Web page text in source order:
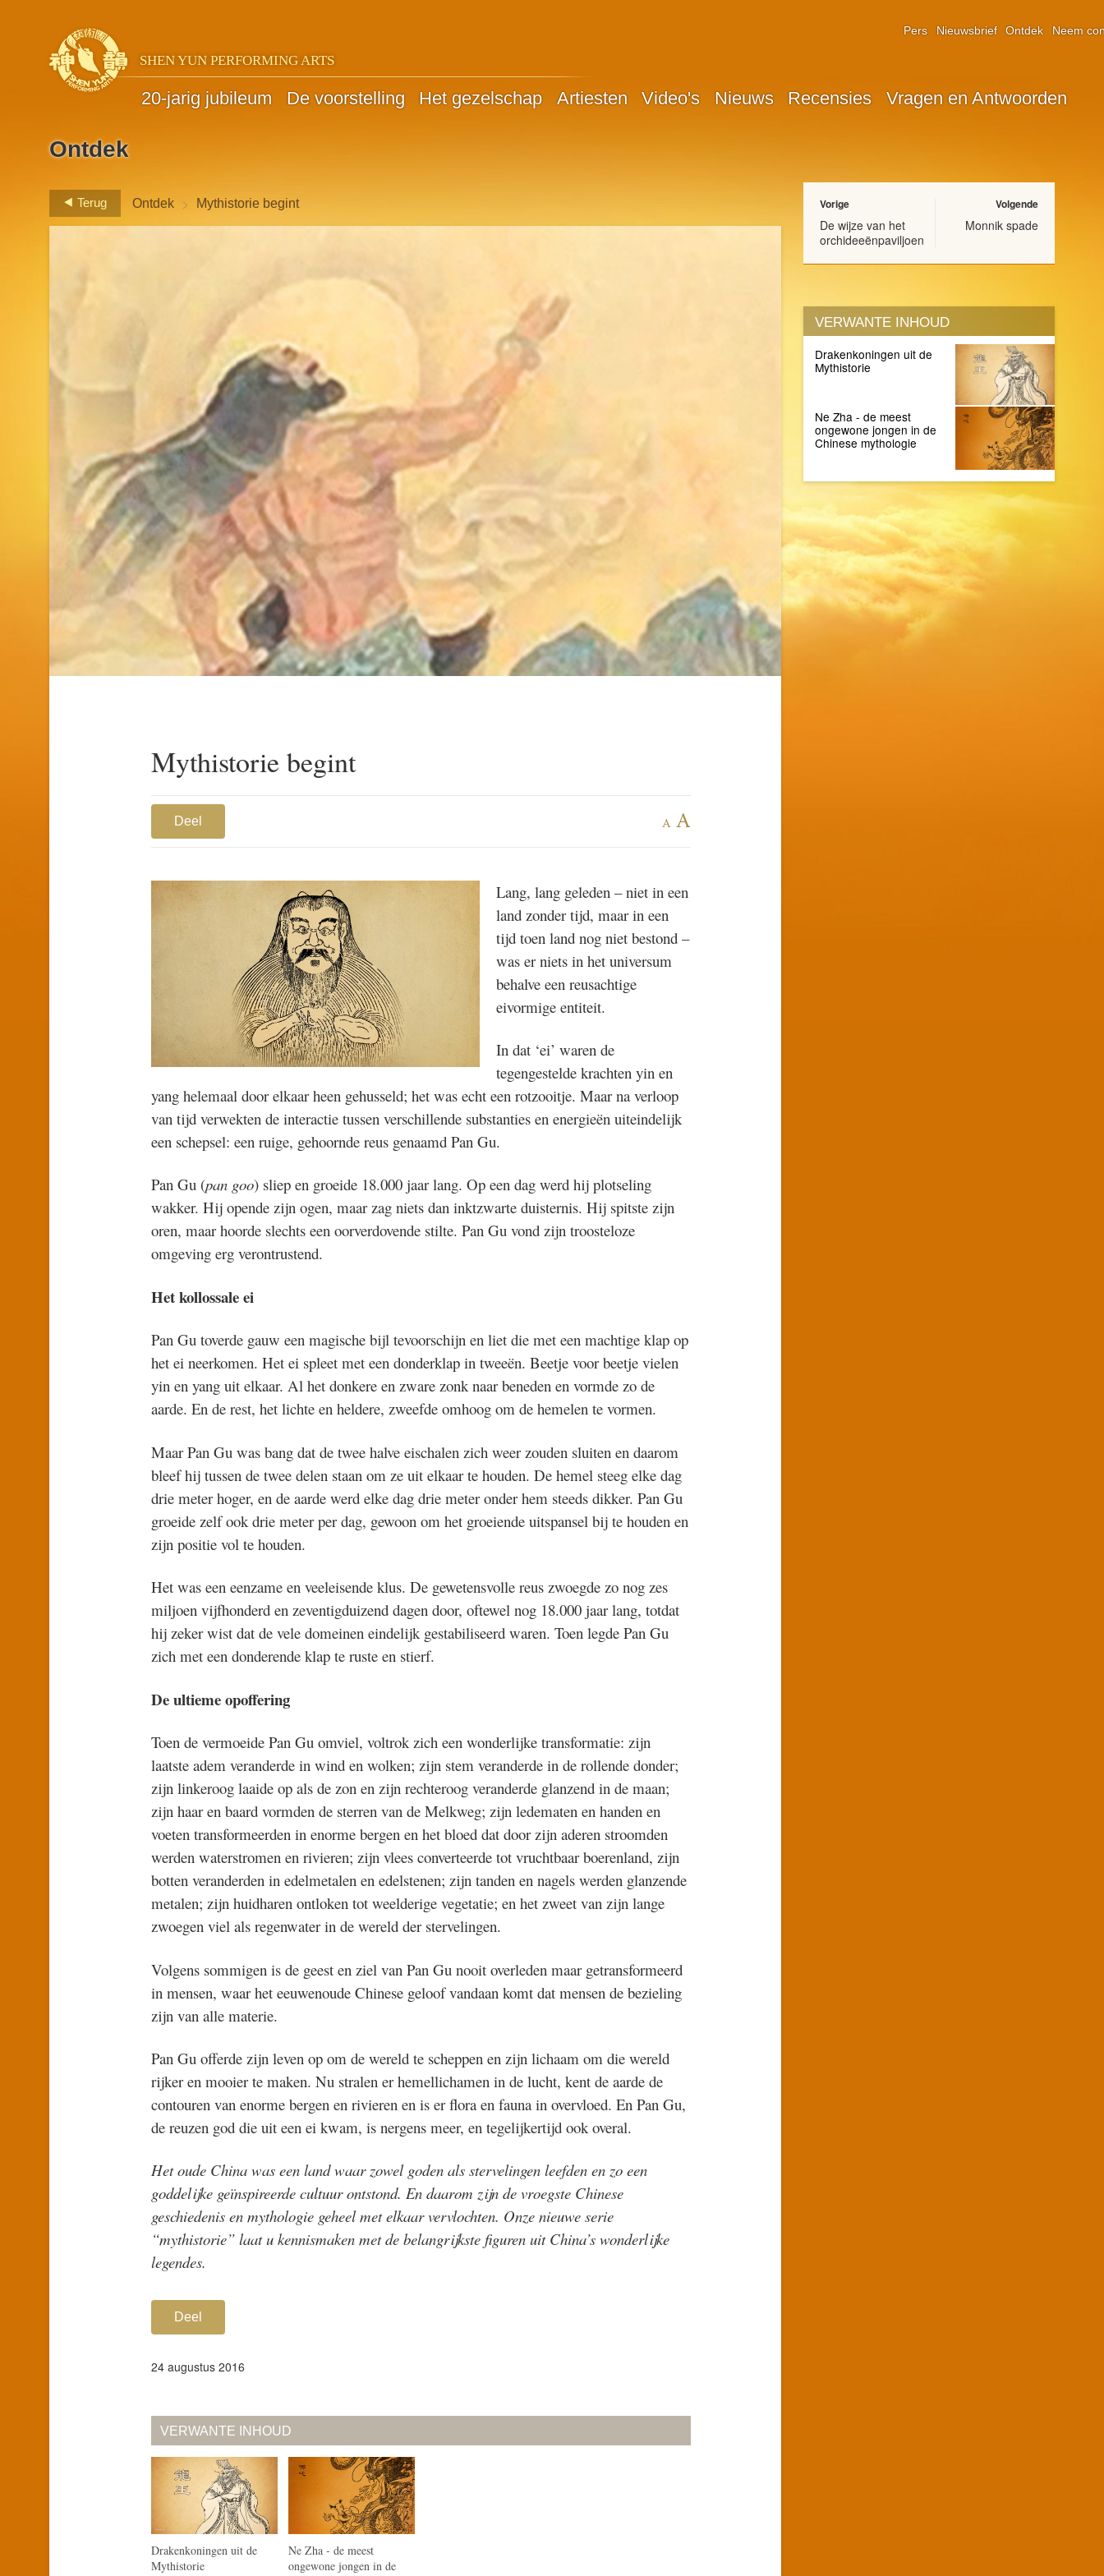
SHEN YUN PERFORMING ARTS
20-jarig jubileum De voorstelling Het gezelschap Artiesten Video's Nieuws Recensies Vragen en Antwoorden
Pers Nieuwsbrief Ontdek Neem
Ontdek
Terug Ontdek > Mythistorie begint
Mythistorie begint
Deel A A
Lang, lang geleden – niet in een
land zonder tijd, maar in een
tijd toen land nog niet bestond –
was er niets in het universum
behalve een reusachtige
eivormige entiteit.
In dat ‘ei’ waren de
tegengestelde krachten yin en
yang helemaal door elkaar heen gehusseld; het was echt een rotzooitje. Maar na verloop
van tijd verwekten de interactie tussen verschillende substanties en energieën uiteindelijk
een schepsel: een ruige, gehoornde reus genaamd Pan Gu.
Pan Gu (pan goo) sliep en groeide 18.000 jaar lang. Op een dag werd hij plotseling
wakker. Hij opende zijn ogen, maar zag niets dan inktzwarte duisternis. Hij spitste zijn
oren, maar hoorde slechts een oorverdovende stilte. Pan Gu vond zijn troosteloze
omgeving erg verontrustend.
Het kollossale ei
Pan Gu toverde gauw een magische bijl tevoorschijn en liet die met een machtige klap op
het ei neerkomen. Het ei spleet met een donderklap in tweeën. Beetje voor beetje vielen
yin en yang uit elkaar. Al het donkere en zware zonk naar beneden en vormde zo de
aarde. En de rest, het lichte en heldere, zweefde omhoog om de hemelen te vormen.
Maar Pan Gu was bang dat de twee halve eischalen zich weer zouden sluiten en daarom
bleef hij tussen de twee delen staan om ze uit elkaar te houden. De hemel steeg elke dag
drie meter hoger, en de aarde werd elke dag drie meter onder hem steeds dikker. Pan Gu
groeide zelf ook drie meter per dag, gewoon om het groeiende uitspansel bij te houden en
zijn positie vol te houden.
Het was een eenzame en veeleisende klus. De gewetensvolle reus zwoegde zo nog zes
miljoen vijfhonderd en zeventigduizend dagen door, oftewel nog 18.000 jaar lang, totdat
hij zeker wist dat de vele domeinen eindelijk gestabiliseerd waren. Toen legde Pan Gu
zich met een donderende klap te ruste en stierf.
De ultieme opoffering
Toen de vermoeide Pan Gu omviel, voltrok zich een wonderlijke transformatie: zijn
laatste adem veranderde in wind en wolken; zijn stem veranderde in de rollende donder;
zijn linkeroog laaide op als de zon en zijn rechteroog veranderde glanzend in de maan;
zijn haar en baard vormden de sterren van de Melkweg; zijn ledematen en handen en
voeten transformeerden in enorme bergen en het bloed dat door zijn aderen stroomden
werden waterstromen en rivieren; zijn vlees converteerde tot vruchtbaar boerenland, zijn
botten veranderden in edelmetalen en edelstenen; zijn tanden en nagels werden glanzende
metalen; zijn huidharen ontloken tot weelderige vegetatie; en het zweet van zijn lange
zwoegen viel als regenwater in de wereld der stervelingen.
Volgens sommigen is de geest en ziel van Pan Gu nooit overleden maar getransformeerd
in mensen, waar het eeuwenoude Chinese geloof vandaan komt dat mensen de bezieling
zijn van alle materie.
Pan Gu offerde zijn leven op om de wereld te scheppen en zijn lichaam om die wereld
rijker en mooier te maken. Nu stralen er hemellichamen in de lucht, kent de aarde de
contouren van enorme bergen en rivieren en is er flora en fauna in overvloed. En Pan Gu,
de reuzen god die uit een ei kwam, is nergens meer, en tegelijkertijd ook overal.
Het oude China was een land waar zowel goden als stervelingen leefden en zo een
goddelijke geïnspireerde cultuur ontstond. En daarom zijn de vroegste Chinese
geschiedenis en mythologie geheel met elkaar vervlochten. Onze nieuwe serie
“mythistorie” laat u kennismaken met de belangrijkste figuren uit China’s wonderlijke
legendes.
Deel
24 augustus 2016
VERWANTE INHOUD
Drakenkoningen uit de
Mythistorie
Ne Zha - de meest
ongewone jongen in de
Vorige
De wijze van het
orchideeënpaviljoen
Volgende
Monnik spade
VERWANTE INHOUD
Drakenkoningen uit de
Mythistorie
Ne Zha - de meest
ongewone jongen in de
Chinese mythologie